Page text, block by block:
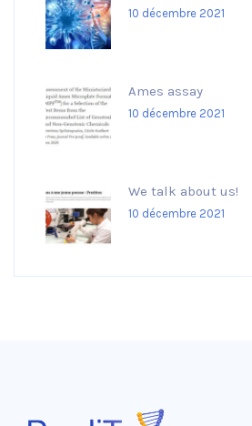
10 décembre 2021
Ames assay
10 décembre 2021
We talk about us!
10 décembre 2021